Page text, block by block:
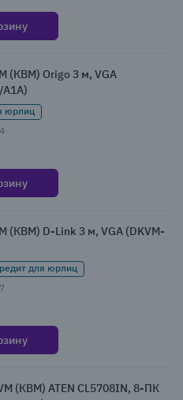
(КВМ) Origo 3 м, VGA
A1A)
юрлиц
(КВМ) D-Link 3 м, VGA (DKVM-
для юрлиц
(КВМ) ATEN CL5708IN, 8-ПК